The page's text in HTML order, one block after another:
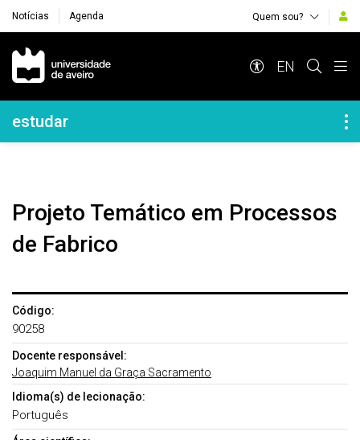
Notícias Agenda Quem sou?
Navegação Principal
EN
Navegação Lateral
estudar
Projeto Temático em Processos
de Fabrico
Código:
90258
Docente responsável:
Joaquim Manuel da Graça Sacramento
Idioma(s) de lecionação:
Português